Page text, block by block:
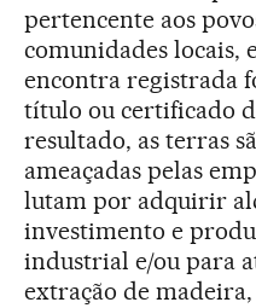
pertencente aos
comunidades locais,
encontra registrada
título ou certificado
resultado, as terras
ameaçadas pelas
lutam por adquirir
investimento e
industrial e/ou para
extração de madeira,